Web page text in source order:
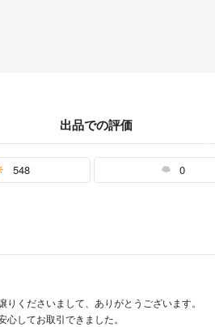
出品での評価
548 0
くださいまして、ありがとうございます。
してお取引できました。